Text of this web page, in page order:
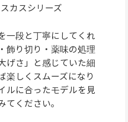
カスシリーズ
一段と丁寧にしてくれ
飾り切り・薬味の処理
げさ」と感じていた細
楽しくスムーズになり
ルに合ったモデルを見
ください。